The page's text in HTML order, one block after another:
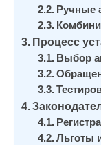
Ручные
Процесс
Выбор
Льготы